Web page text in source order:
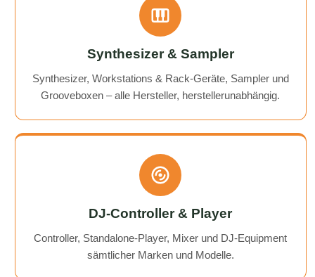
Synthesizer & Sampler
Synthesizer, Workstations & Rack-Geräte, Sampler und
Grooveboxen – alle Hersteller, herstellerunabhängig.
DJ-Controller & Player
Controller, Standalone-Player, Mixer und DJ-Equipment
sämtlicher Marken und Modelle.